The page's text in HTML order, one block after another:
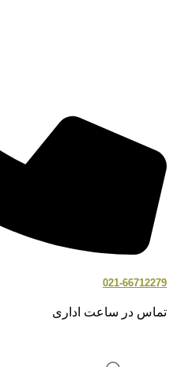
021-66712279
تماس در ساعت اداری